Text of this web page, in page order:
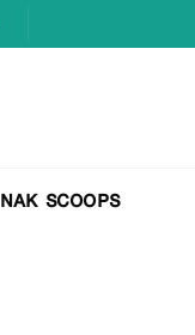
NAK SCOOPS